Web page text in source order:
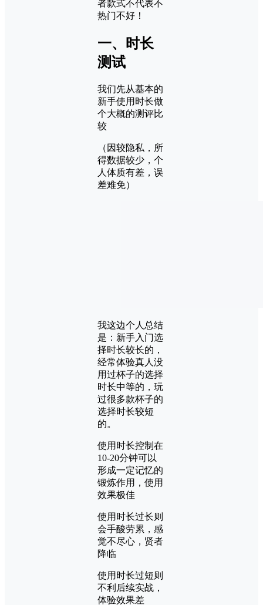
者款式不代表不
热门不好！
一、时长
测试
我们先从基本的
新手使用时长做
个大概的测评比
较
（因较隐私，所
得数据较少，个
人体质有差，误
差难免）
我这边个人总结
是：新手入门选
择时长较长的，
经常体验真人没
用过杯子的选择
时长中等的，玩
过很多款杯子的
选择时长较短
的。
使用时长控制在
10-20分钟可以
形成一定记忆的
锻炼作用，使用
效果极佳
使用时长过长则
会手酸劳累，感
觉不尽心，贤者
降临
使用时长过短则
不利后续实战，
体验效果差